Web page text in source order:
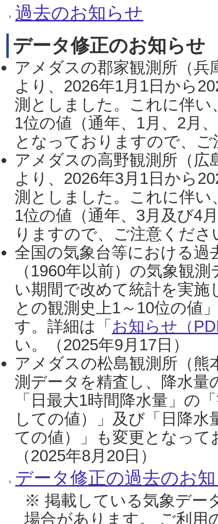
過去のお知らせ
データ修正のお知らせ
アメダスの郡家観測所（
より、2026年1月1日から
測としました。これに伴い
1位の値（通年、1月、2月
となっておりますので、
アメダスの高野観測所（
より、2026年3月1日から
測としました。これに伴い
1位の値（通年、3月及び4
りますので、ご注意くだ
全国の気象台等における過
（1960年以前）の気象観
い期間で改めて統計を実
との観測史上1～10位の値
す。詳細は「 お知らせ（
い。（2025年9月17日）
アメダスの松島観測所（熊
測データを精査し、降水
「日最大1時間降水量」の
しての値）」及び「日降
ての値）」も変更となっ
（2025年8月20日）
データ修正の過去のお
※ 掲載している気象デー
場合があります。 ご利用